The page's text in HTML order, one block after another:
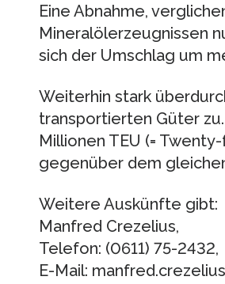
Eine Abnahme,
Mineralölerzeugnissen
sich der Umschlag um
Weiterhin stark
transportierten Güter
Millionen TEU (=
gegenüber dem
Weitere Auskünfte gibt:
Manfred Crezelius,
Telefon: (0611) 75-2432,
E-Mail: